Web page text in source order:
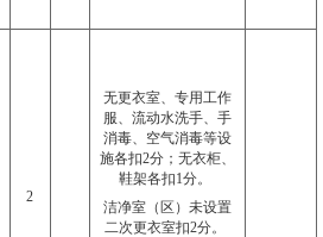
2
无更衣室、专用工作
服、流动水洗手、手
消毒、空气消毒等设
施各扣2分；无衣柜、
鞋架各扣1分。
洁净室（区）未设置
二次更衣室扣2分。